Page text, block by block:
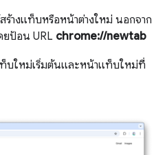
ร้างแท็บหรือหน้าต่างใหม่ นอกจาก
ป้อน URL chrome://newtab
บใหม่เริ่มต้นและหน้าแท็บใหม่ที่